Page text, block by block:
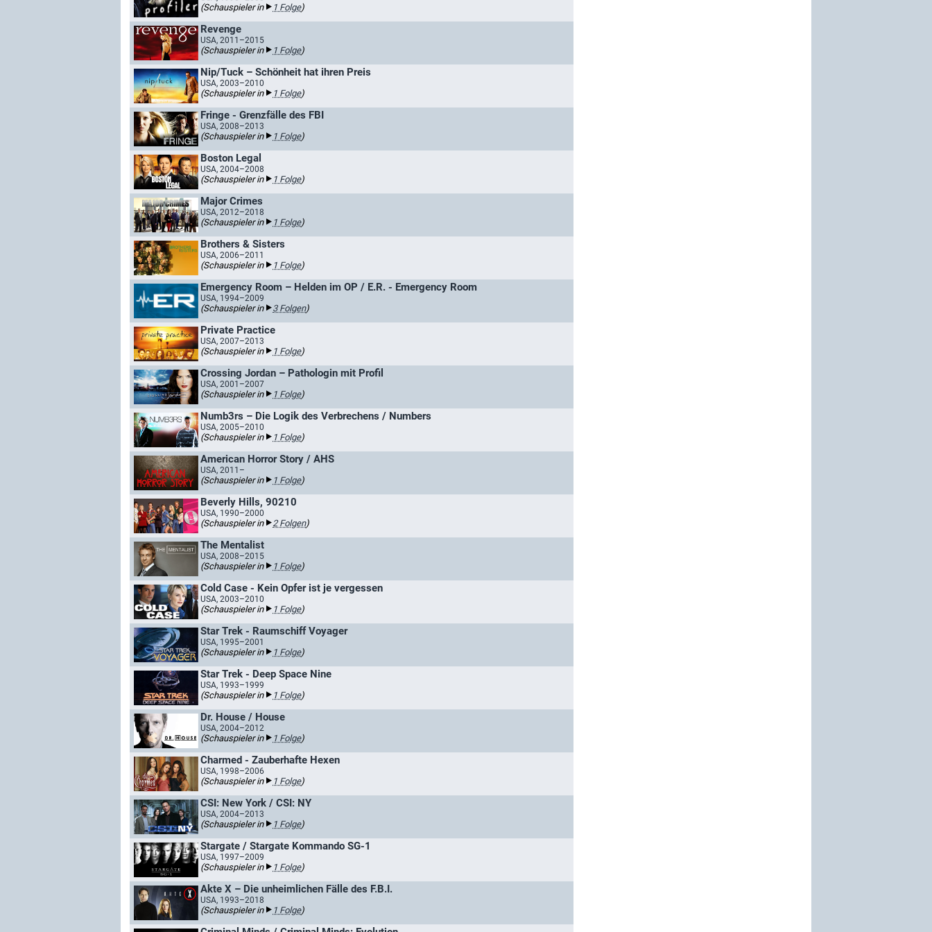
(Schauspieler in 1 Folge)
Revenge
USA, 2011–2015
(Schauspieler in 1 Folge)
Nip/Tuck – Schönheit hat ihren Preis
USA, 2003–2010
(Schauspieler in 1 Folge)
Fringe - Grenzfälle des FBI
USA, 2008–2013
(Schauspieler in 1 Folge)
Boston Legal
USA, 2004–2008
(Schauspieler in 1 Folge)
Major Crimes
USA, 2012–2018
(Schauspieler in 1 Folge)
Brothers & Sisters
USA, 2006–2011
(Schauspieler in 1 Folge)
Emergency Room – Helden im OP / E.R. - Emergency Room
USA, 1994–2009
(Schauspieler in 3 Folgen)
Private Practice
USA, 2007–2013
(Schauspieler in 1 Folge)
Crossing Jordan – Pathologin mit Profil
USA, 2001–2007
(Schauspieler in 1 Folge)
Numb3rs – Die Logik des Verbrechens / Numbers
USA, 2005–2010
(Schauspieler in 1 Folge)
American Horror Story / AHS
USA, 2011–
(Schauspieler in 1 Folge)
Beverly Hills, 90210
USA, 1990–2000
(Schauspieler in 2 Folgen)
The Mentalist
USA, 2008–2015
(Schauspieler in 1 Folge)
Cold Case - Kein Opfer ist je vergessen
USA, 2003–2010
(Schauspieler in 1 Folge)
Star Trek - Raumschiff Voyager
USA, 1995–2001
(Schauspieler in 1 Folge)
Star Trek - Deep Space Nine
USA, 1993–1999
(Schauspieler in 1 Folge)
Dr. House / House
USA, 2004–2012
(Schauspieler in 1 Folge)
Charmed - Zauberhafte Hexen
USA, 1998–2006
(Schauspieler in 1 Folge)
CSI: New York / CSI: NY
USA, 2004–2013
(Schauspieler in 1 Folge)
Stargate / Stargate Kommando SG-1
USA, 1997–2009
(Schauspieler in 1 Folge)
Akte X – Die unheimlichen Fälle des F.B.I.
USA, 1993–2018
(Schauspieler in 1 Folge)